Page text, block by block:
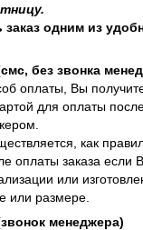
одним из
без звонка
оплаты, Вы
для оплаты
как
оплаты заказа если
или
или размере.
менеджера)